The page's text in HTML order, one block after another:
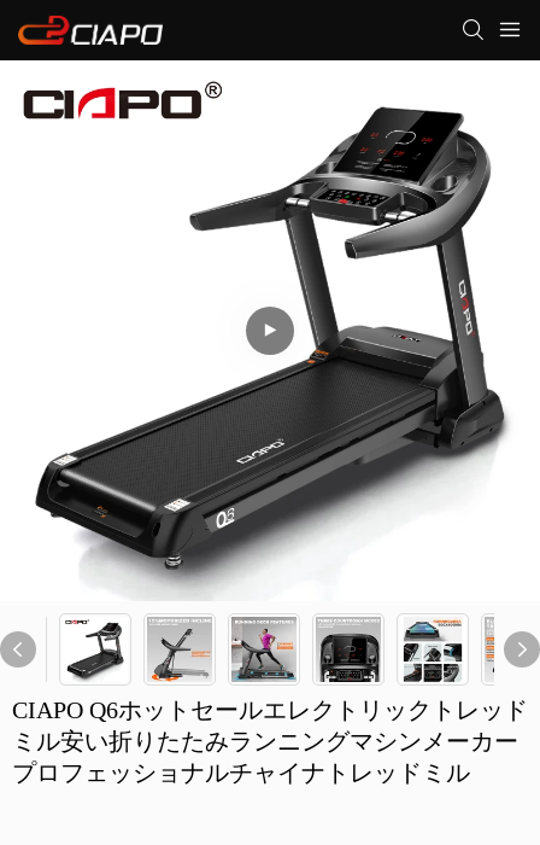
CIAPO Q6ホットセールエレクトリックトレッド
ミル安い折りたたみランニングマシンメーカー
プロフェッショナルチャイナトレッドミル